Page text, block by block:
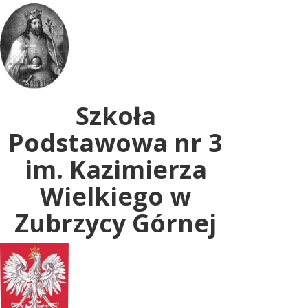
Uwaga:
ta
witryna
zawiera
system
dostępności.
Szkoła
Podstawowa nr 3
im. Kazimierza
Wielkiego w
Zubrzycy Górnej